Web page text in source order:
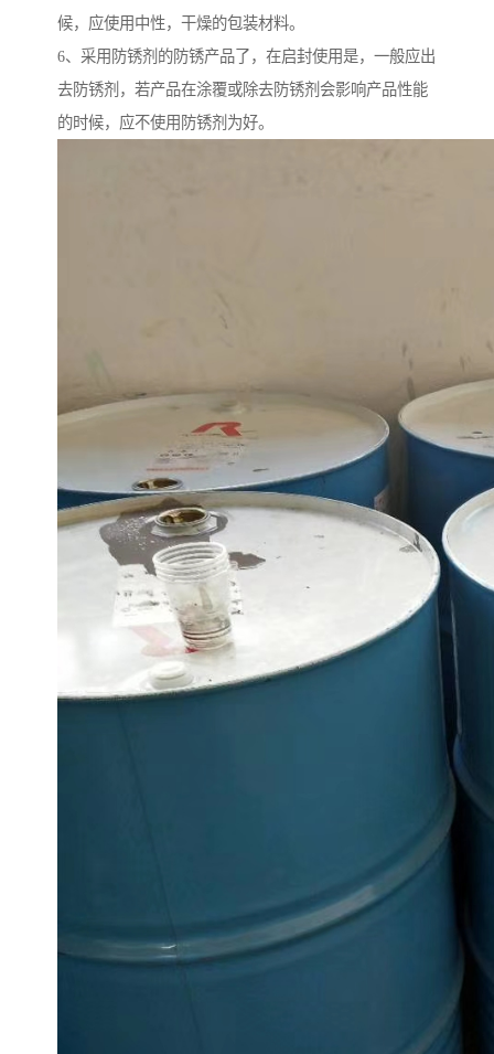
候，应使用中性，干燥的包装材料。
6、采用防锈剂的防锈产品了，在启封使用是，一般应出
去防锈剂，若产品在涂覆或除去防锈剂会影响产品性能
的时候，应不使用防锈剂为好。